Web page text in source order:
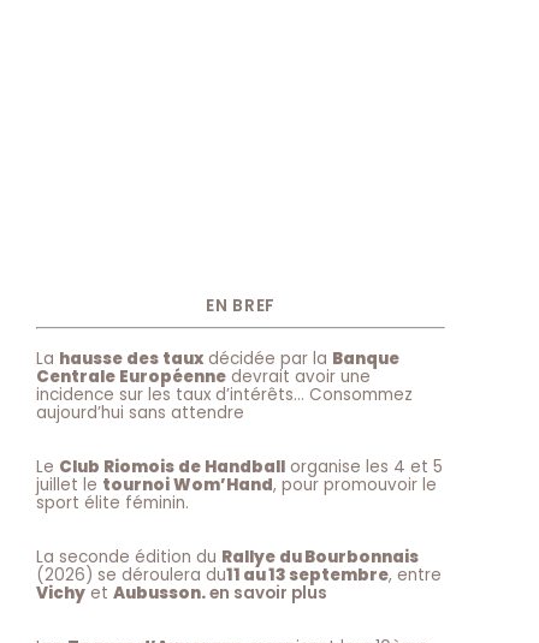
EN BREF
La hausse des taux décidée par la Banque
Centrale Européenne devrait avoir une
incidence sur les taux d’intérêts… Consommez
aujourd’hui sans attendre
Le Club Riomois de Handball organise les 4 et 5
juillet le tournoi Wom’Hand, pour promouvoir le
sport élite féminin.
La seconde édition du Rallye du Bourbonnais
(2026) se déroulera du11 au 13 septembre, entre
Vichy et Aubusson.en savoir plus